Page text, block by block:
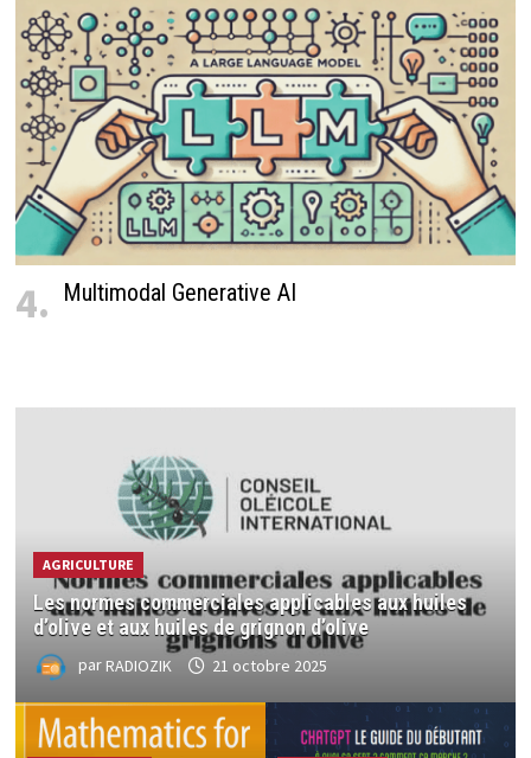
4. Multimodal Generative AI
AGRICULTURE
Les normes commerciales applicables aux huiles
d’olive et aux huiles de grignon d’olive
par RADIOZIK 21 octobre 2025